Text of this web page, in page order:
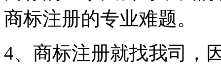
商标注册的专业难题。
4、商标注册就找我司，